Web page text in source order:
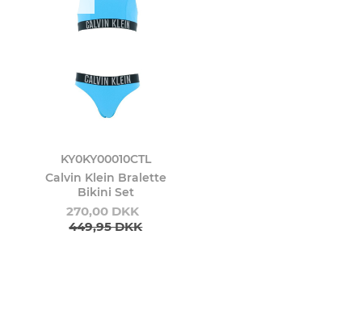
KY0KY00010CTL
Calvin Klein Bralette
Bikini Set
270,00 DKK
449,95 DKK